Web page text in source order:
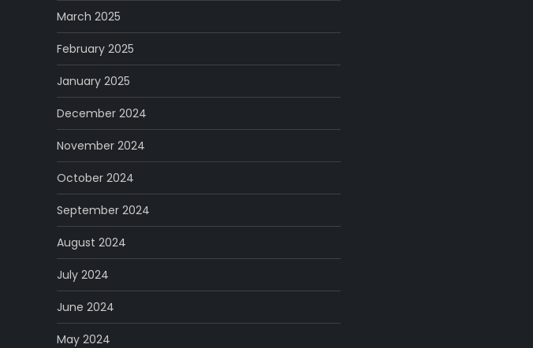
March 2025
February 2025
January 2025
December 2024
November 2024
October 2024
September 2024
August 2024
July 2024
June 2024
May 2024